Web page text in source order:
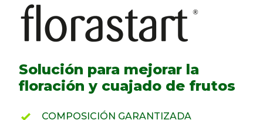
Solución para mejorar la
floración y cuajado de frutos
COMPOSICIÓN GARANTIZADA